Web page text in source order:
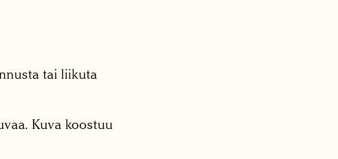
tai liikuta
Kuva koostuu